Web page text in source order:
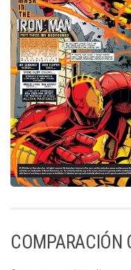
COMPARACIÓN